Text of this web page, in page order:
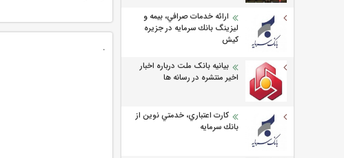
ارائه خدمات صرافي، بيمه و
ليزينگ بانك سرمايه در جزيره
كيش
بیانیه بانک ملت درباره اخبار
اخیر منتشره در رسانه ها
كارت اعتباري، خدمتي نوين از
بانك سرمايه
.